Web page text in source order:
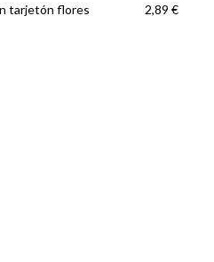
tarjetón flores 2,89 €